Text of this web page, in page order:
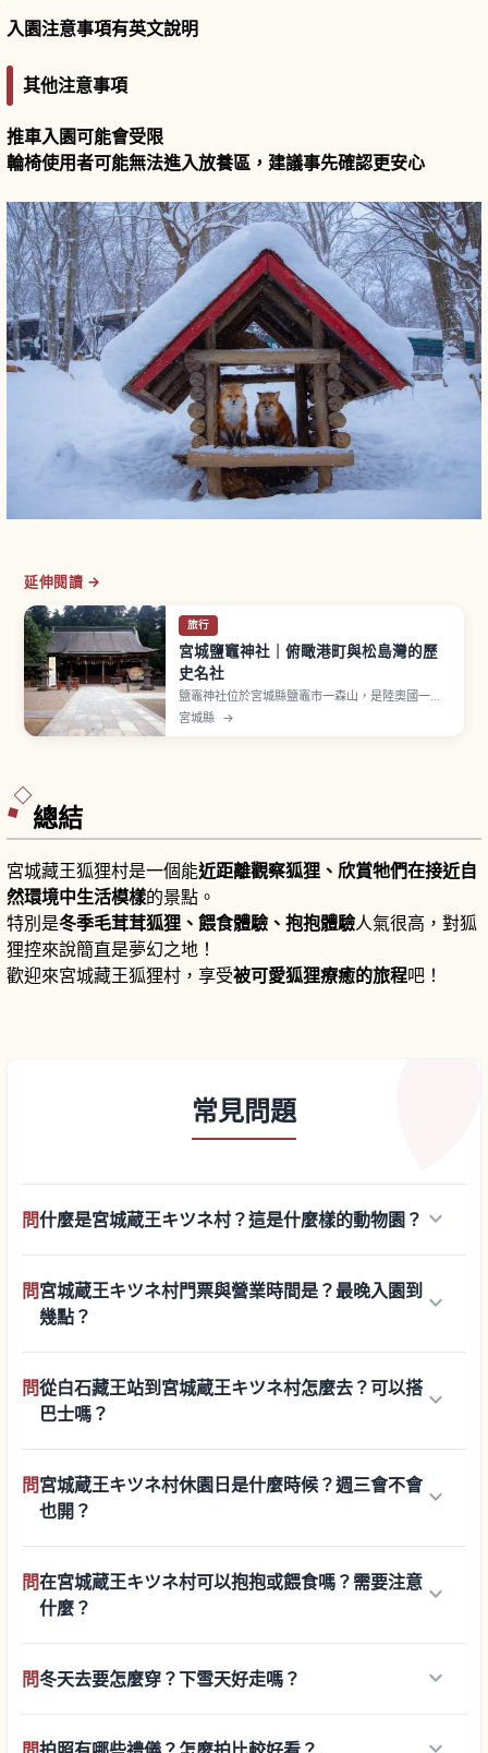
入園注意事項有英文說明
其他注意事項
推車入園可能會受限
輪椅使用者可能無法進入放養區，建議事先確認更安心
延伸閱讀 →
旅行
宮城鹽竈神社｜俯瞰港町與松島灣的歷
史名社
鹽竈神社位於宮城縣鹽竈市一森山，是陸奧國一宮
的高格調神社，當地暱稱「Shiogama-sama」。
主祭神鹽土老翁神、左宮武甕槌神、右宮經津主
宮城縣 →
總結
宮城藏王狐狸村是一個能近距離觀察狐狸、欣賞牠們在接近自
然環境中生活模樣的景點。
特別是冬季毛茸茸狐狸、餵食體驗、抱抱體驗人氣很高，對狐
狸控來說簡直是夢幻之地！
歡迎來宮城藏王狐狸村，享受被可愛狐狸療癒的旅程吧！
常見問題
問什麼是宮城蔵王キツネ村？這是什麼樣的動物園？ keyboard_arrow_down
問宮城蔵王キツネ村門票與營業時間是？最晚入園到
幾點？
keyboard_arrow_down
問從白石藏王站到宮城蔵王キツネ村怎麼去？可以搭
巴士嗎？
keyboard_arrow_down
問宮城蔵王キツネ村休園日是什麼時候？週三會不會
也開？
keyboard_arrow_down
問在宮城蔵王キツネ村可以抱抱或餵食嗎？需要注意
什麼？
keyboard_arrow_down
問冬天去要怎麼穿？下雪天好走嗎？ keyboard_arrow_down